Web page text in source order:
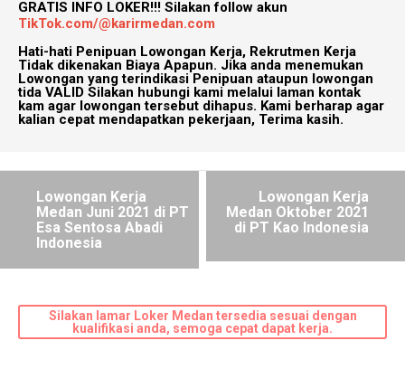
GRATIS INFO LOKER!!! Silakan follow akun
TikTok.com/@karirmedan.com
Hati-hati Penipuan Lowongan Kerja, Rekrutmen Kerja
Tidak dikenakan Biaya Apapun. Jika anda menemukan
Lowongan yang terindikasi Penipuan ataupun lowongan
tida VALID Silakan hubungi kami melalui laman kontak
kam agar lowongan tersebut dihapus. Kami berharap agar
kalian cepat mendapatkan pekerjaan, Terima kasih.
Lowongan Kerja
Medan Juni 2021 di PT
Esa Sentosa Abadi
Indonesia
Lowongan Kerja
Medan Oktober 2021
di PT Kao Indonesia
Silakan lamar Loker Medan tersedia sesuai dengan
kualifikasi anda, semoga cepat dapat kerja.